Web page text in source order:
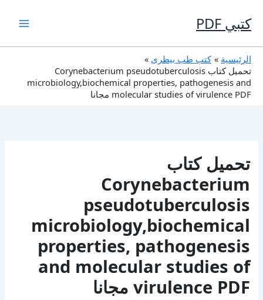
إلى
المحتوى
كتبي PDF
الرئيسية
كتب طب بيطرى
تحميل كتاب Corynebacterium pseudotuberculosis
microbiology,biochemical properties, pathogenesis and
molecular studies of virulence PDF مجانا
تحميل كتاب
Corynebacterium
pseudotuberculosis
microbiology,biochemical
properties, pathogenesis
and molecular studies of
virulence PDF مجانا